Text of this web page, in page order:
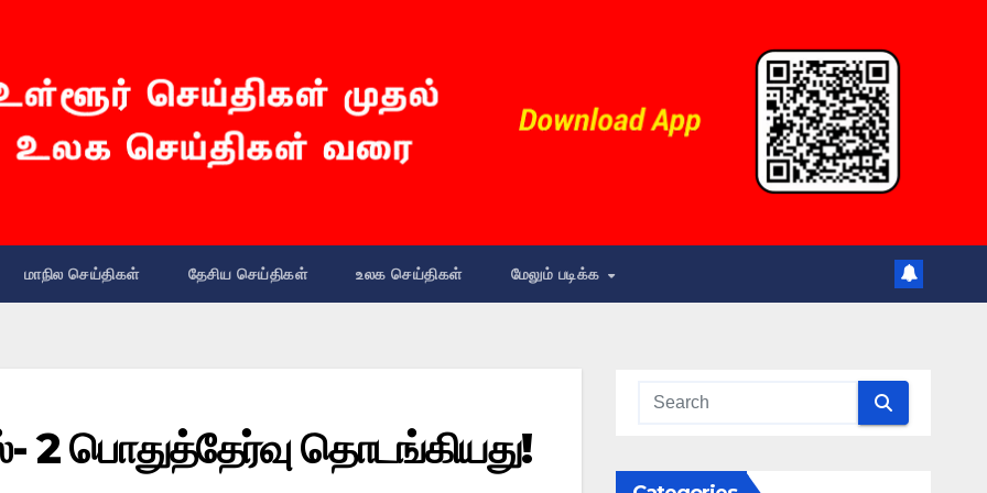
மாநில செய்திகள் தேசிய செய்திகள் உலக செய்திகள் மேலும் படிக்க
2 பொதுத்தேர்வு தொடங்கியது!